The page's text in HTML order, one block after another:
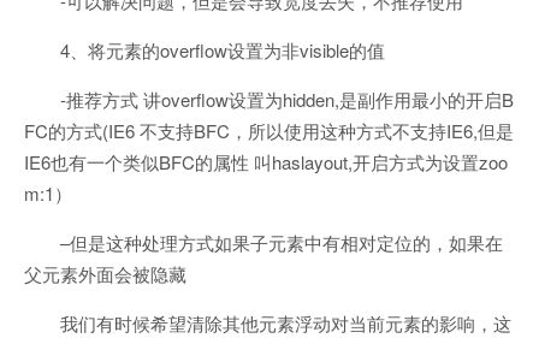
4、将元素的overflow设置为非visible的值
-推荐方式 讲overflow设置为hidden,是副作用最小的开启B
FC的方式(IE6 不支持BFC，所以使用这种方式不支持IE6,但是
IE6也有一个类似BFC的属性 叫haslayout,开启方式为设置zoo
m:1）
–但是这种处理方式如果子元素中有相对定位的，如果在
父元素外面会被隐藏
我们有时候希望清除其他元素浮动对当前元素的影响，这